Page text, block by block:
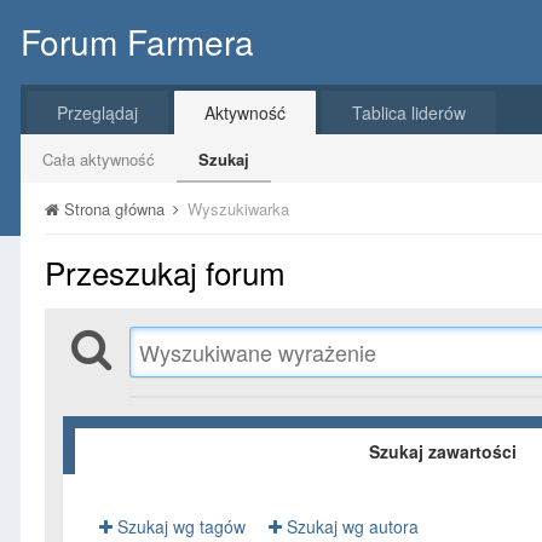
Forum Farmera
Przeglądaj Aktywność
Cała aktywność Szukaj
Tablica liderów
Strona główna Wyszukiwarka
Przeszukaj forum
Szukaj zawartości
Szukaj wg tagów Szukaj wg autora